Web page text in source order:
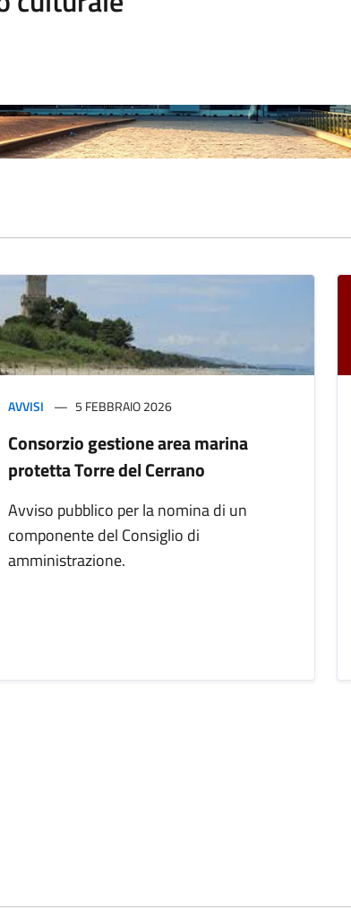
AVVISI 5 FEBBRAIO 2026
Consorzio gestione area marina
protetta Torre del Cerrano
Avviso pubblico per la nomina di un
componente del Consiglio di
amministrazione.